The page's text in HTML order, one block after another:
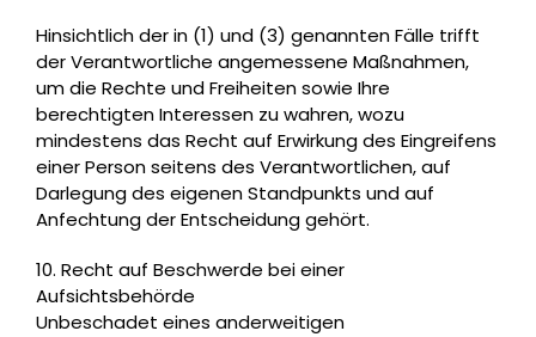
Hinsichtlich der in (1) und (3) genannten Fälle trifft
der Verantwortliche angemessene Maßnahmen,
um die Rechte und Freiheiten sowie Ihre
berechtigten Interessen zu wahren, wozu
mindestens das Recht auf Erwirkung des Eingreifens
einer Person seitens des Verantwortlichen, auf
Darlegung des eigenen Standpunkts und auf
Anfechtung der Entscheidung gehört.
10. Recht auf Beschwerde bei einer
Aufsichtsbehörde
Unbeschadet eines anderweitigen